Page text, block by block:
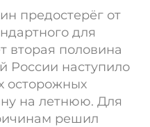
предостерёг от
для
половина
России наступило
осторожных
на летнюю. Для
решил